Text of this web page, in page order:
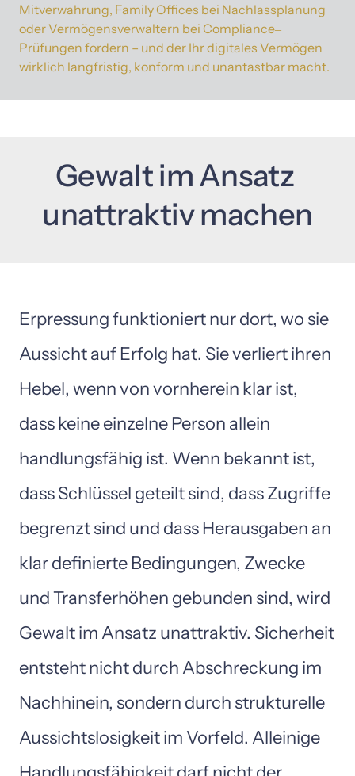
Mitverwahrung, Family Offices bei
oder Vermögensverwaltern bei Compliance‒
Prüfungen fordern – und der Ihr digitales
wirklich langfristig, konform und unantastbar macht.
Gewalt im
unattraktiv machen
Erpressung funktioniert nur dort, wo
Aussicht auf Erfolg hat. Sie verliert
Hebel, wenn von vornherein klar
dass keine einzelne Person
handlungsfähig ist. Wenn bekannt
dass Schlüssel geteilt sind, dass
begrenzt sind und dass Herausgaben
klar definierte Bedingungen,
und Transferhöhen gebunden sind,
Gewalt im Ansatz unattraktiv.
entsteht nicht durch Abschreckung
Nachhinein, sondern durch
Aussichtslosigkeit im Vorfeld.